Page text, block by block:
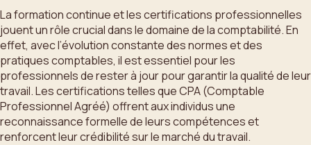
La formation continue et les certifications professionnelles
jouent un rôle crucial dans le domaine de la comptabilité. En
effet, avec l’évolution constante des normes et des
pratiques comptables, il est essentiel pour les
professionnels de rester à jour pour garantir la qualité de leur
travail. Les certifications telles que CPA (Comptable
Professionnel Agréé) offrent aux individus une
reconnaissance formelle de leurs compétences et
renforcent leur crédibilité sur le marché du travail.